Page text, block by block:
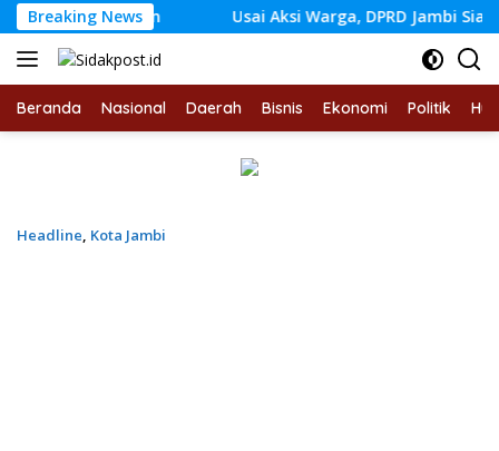
Langsung
ke
konten
Breaking News Usai Aksi Warga, DPRD Jambi Siapkan RDP
Beranda Nasional Daerah Bisnis Ekonomi Politik
Headline, Kota Jambi